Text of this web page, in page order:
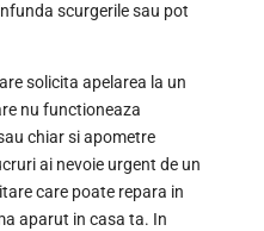
scurgerile sau pot
solicita apelarea la un
nu functioneaza
chiar si apometre
ai nevoie urgent de un
care poate repara in
aparut in casa ta. In